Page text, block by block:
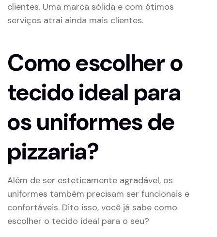
clientes. Uma marca sólida e com ótimos
serviços atrai ainda mais clientes.
Como escolher o
tecido ideal para
os uniformes de
pizzaria?
Além de ser esteticamente agradável, os
uniformes também precisam ser funcionais e
confortáveis. Dito isso, você já sabe como
escolher o tecido ideal para o seu?